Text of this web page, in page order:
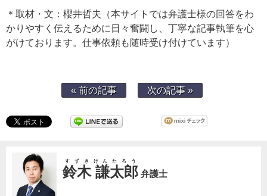
＊取材・文：櫻井哲夫（本サイトでは弁護士様の回答をわ
かりやすく伝えるために日々奮闘し、丁寧な記事執筆を心
がけております。仕事依頼も随時受け付けています）
« 前の記事 次の記事 »
鈴木 謙太郎
すずきけんたろう
弁護士